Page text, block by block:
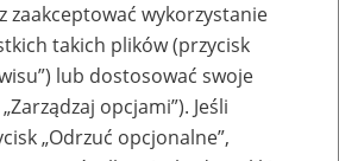
zaakceptować wykorzystanie
takich plików (przycisk
lub dostosować swoje
opcjami”). Jeśli
„Odrzuć opcjonalne”,